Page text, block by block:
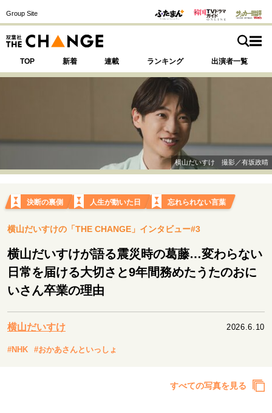
Group Site
TOP 新着 連載 ランキング 出演者一覧
SPECIAL 注目の記事テーマで探す
運命を変えた出会い 決断の裏側
挫折からの再起
表現者の葛藤
人生が動いた日 10代の挫折と原点
キャリア・働き方
セカンドキャリアの描き方
大人の学び直し
ファーストキャリアを拓く
夢を掴む選択
次世代へのバトン
横山だいすけ 撮影／有坂政晴
決断の裏側 人生が動いた日 忘れられない言葉
横山だいすけの「THE CHANGE」インタビュー#3
横山だいすけが語る震災時の葛藤…変わらない
日常を届ける大切さと9年間務めたうたのおに
いさん卒業の理由
横山だいすけ 2026.6.10
#NHK #おかあさんといっしょ
すべての写真を見る